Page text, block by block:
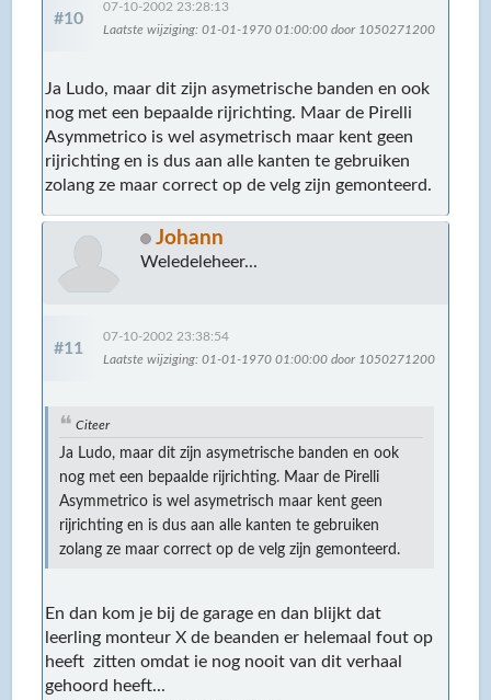
#10
07-10-2002 23:28:13
Laatste wijziging: 01-01-1970 01:00:00 door 1050271200
Ja Ludo, maar dit zijn asymetrische banden en ook
nog met een bepaalde rijrichting. Maar de Pirelli
Asymmetrico is wel asymetrisch maar kent geen
rijrichting en is dus aan alle kanten te gebruiken
zolang ze maar correct op de velg zijn gemonteerd.
Johann
Weledeleheer...
#11
07-10-2002 23:38:54
Laatste wijziging: 01-01-1970 01:00:00 door 1050271200
Citeer
Ja Ludo, maar dit zijn asymetrische banden en ook
nog met een bepaalde rijrichting. Maar de Pirelli
Asymmetrico is wel asymetrisch maar kent geen
rijrichting en is dus aan alle kanten te gebruiken
zolang ze maar correct op de velg zijn gemonteerd.
En dan kom je bij de garage en dan blijkt dat
leerling monteur X de beanden er helemaal fout op
heeft zitten omdat ie nog nooit van dit verhaal
gehoord heeft...